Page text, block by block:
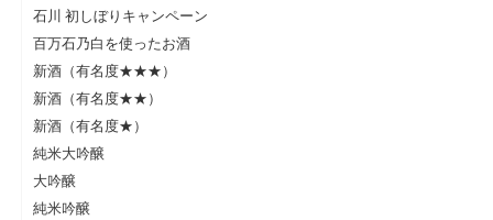
石川 初しぼりキャンペーン
百万石乃白を使ったお酒
新酒（有名度★★★）
新酒（有名度★★）
新酒（有名度★）
純米大吟醸
大吟醸
純米吟醸